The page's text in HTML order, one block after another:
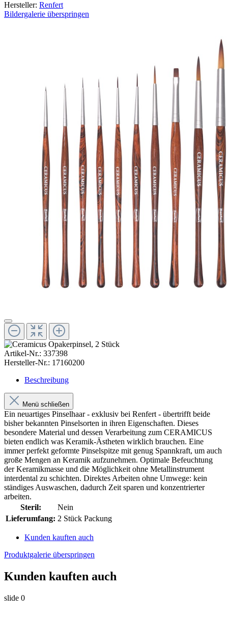
Hersteller: Renfert
Bildergalerie überspringen
Artikel-Nr.: 337398
Hersteller-Nr.: 17160200
Beschreibung
Menü schließen
Ein neuartiges Pinselhaar - exklusiv bei Renfert - übertrifft beide
bisher bekannten Pinselsorten in ihren Eigenschaften. Dieses
besondere Material und dessen Verarbeitung zum CERAMICUS
bieten endlich was Keramik-Ästheten wirklich brauchen. Eine
immer perfekt geformte Pinselspitze mit genug Spannkraft, um auch
große Mengen an Keramik aufzunehmen. Optimale Befeuchtung
der Keramikmasse und die Möglichkeit ohne Metallinstrument
interdental zu schichten. Direktes Arbeiten ohne Umwege: kein
ständiges Auswaschen, dadurch Zeit sparen und konzentrierter
arbeiten.
Steril:
Nein
Lieferumfang: 2 Stück Packung
Kunden kauften auch
Produktgalerie überspringen
Kunden kauften auch
slide 0